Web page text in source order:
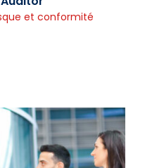
et conformité